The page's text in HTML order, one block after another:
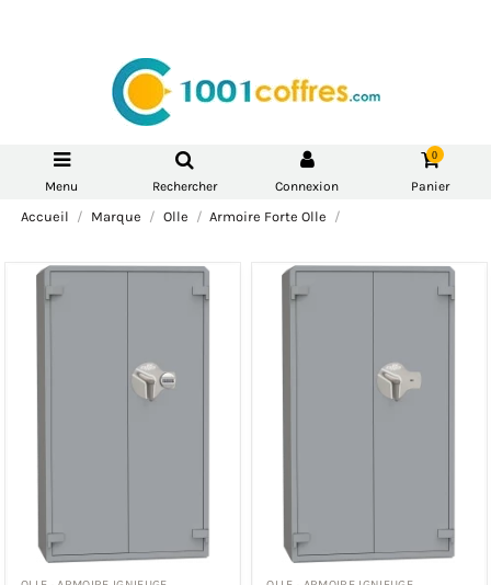
Menu Rechercher Connexion
0
Panier
Accueil Marque Olle Armoire Forte Olle